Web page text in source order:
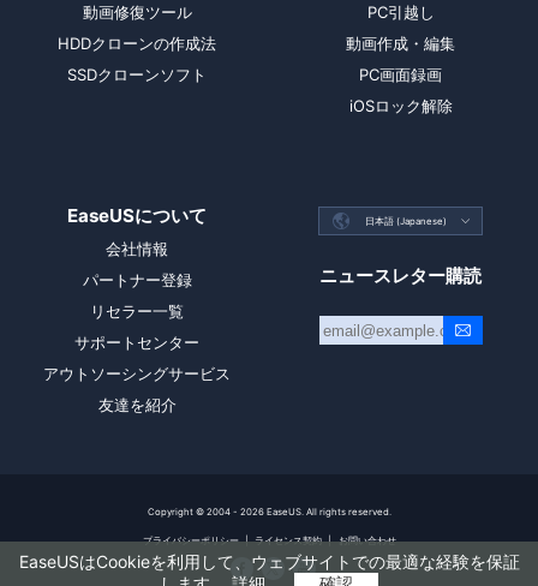
EaseUSはCookieを利用して、ウェブサイトでの最適な経験を保証
動画修復ツール
HDDクローンの作成法
SSDクローンソフト
PC引越し
動画作成・編集
PC画面録画
iOSロック解除
EaseUSについて
会社情報
パートナー登録
リセラー一覧
サポートセンター
アウトソーシングサービス
友達を紹介
 日本語 (Japanese) 
ニュースレター購読
Copyright © 2004 - 2026EaseUS. All rights reserved.
プライバシーポリシー | ライセンス契約 | お問い合わせ
  